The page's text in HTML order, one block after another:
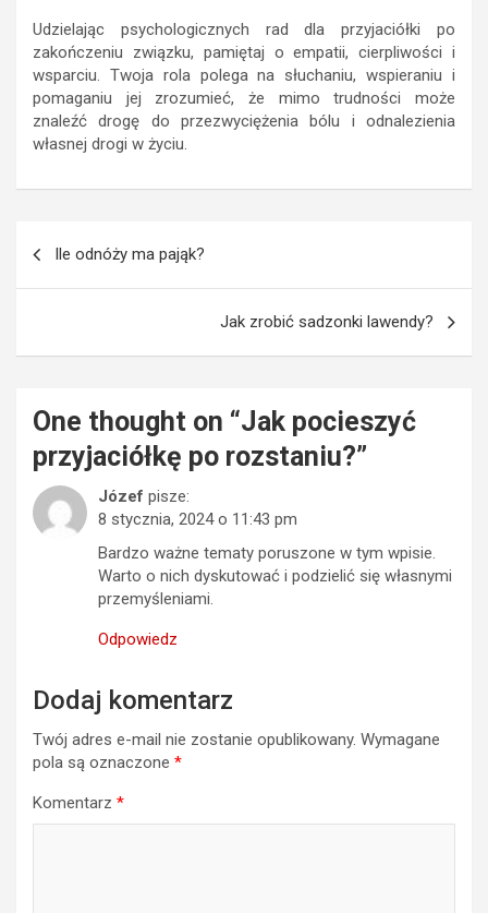
Udzielając psychologicznych rad dla przyjaciółki po
zakończeniu związku, pamiętaj o empatii, cierpliwości i
wsparciu. Twoja rola polega na słuchaniu, wspieraniu i
pomaganiu jej zrozumieć, że mimo trudności może
znaleźć drogę do przezwyciężenia bólu i odnalezienia
własnej drogi w życiu.
Ile odnóży ma pająk?
Jak zrobić sadzonki lawendy?
One thought on “Jak pocieszyć
przyjaciółkę po rozstaniu?”
Józef pisze:
8 stycznia, 2024 o 11:43 pm
Bardzo ważne tematy poruszone w tym wpisie.
Warto o nich dyskutować i podzielić się własnymi
przemyśleniami.
Odpowiedz
Dodaj komentarz
Twój adres e-mail nie zostanie opublikowany. Wymagane
pola są oznaczone *
Komentarz *